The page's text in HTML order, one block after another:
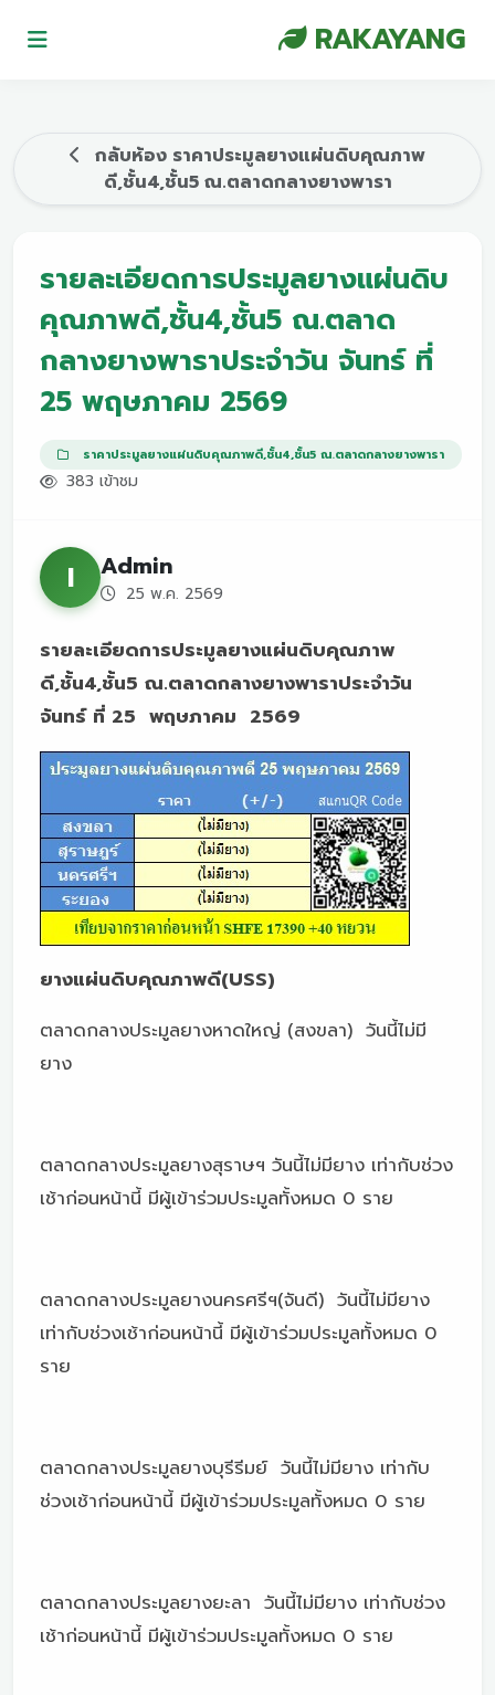
RAKAYANG
กลับห้อง ราคาประมูลยางแผ่นดิบคุณภาพ
ดี,ชั้น4,ชั้น5 ณ.ตลาดกลางยางพารา
รายละเอียดการประมูลยางแผ่นดิบ
คุณภาพดี,ชั้น4,ชั้น5 ณ.ตลาด
กลางยางพาราประจำวัน จันทร์ ที่
25 พฤษภาคม 2569
ราคาประมูลยางแผ่นดิบคุณภาพดี,ชั้น4,ชั้น5 ณ.ตลาดกลางยางพารา
383 เข้าชม
I Admin
25 พ.ค. 2569
รายละเอียดการประมูลยางแผ่นดิบคุณภาพ
ดี,ชั้น4,ชั้น5 ณ.ตลาดกลางยางพาราประจำวัน
จันทร์ ที่ 25 พฤษภาคม 2569
ยางแผ่นดิบคุณภาพดี(USS)
ตลาดกลางประมูลยางหาดใหญ่ (สงขลา) วันนี้ไม่มี
ยาง
ตลาดกลางประมูลยางสุราษฯ วันนี้ไม่มียาง เท่ากับช่วง
เช้าก่อนหน้านี้ มีผู้เข้าร่วมประมูลทั้งหมด 0 ราย
ตลาดกลางประมูลยางนครศรีฯ(จันดี) วันนี้ไม่มียาง
เท่ากับช่วงเช้าก่อนหน้านี้ มีผู้เข้าร่วมประมูลทั้งหมด 0
ราย
ตลาดกลางประมูลยางบุรีรีมย์ วันนี้ไม่มียาง เท่ากับ
ช่วงเช้าก่อนหน้านี้ มีผู้เข้าร่วมประมูลทั้งหมด 0 ราย
ตลาดกลางประมูลยางยะลา วันนี้ไม่มียาง เท่ากับช่วง
เช้าก่อนหน้านี้ มีผู้เข้าร่วมประมูลทั้งหมด 0 ราย